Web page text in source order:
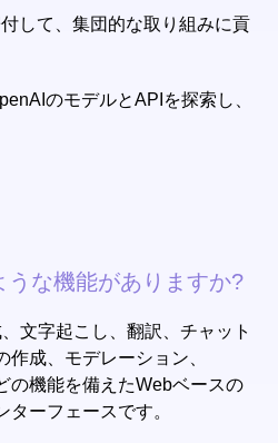
して、集団的な取り組みに貢
のモデルとAPIを探索し、
うな機能がありますか?
文字起こし、翻訳、チャット
成、モデレーション、
の機能を備えたWebベースの
ーフェースです。